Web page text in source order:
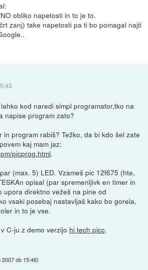
obliko napetosti in to je to.
zanj) take napetosti pa ti bo pomagal najti
kod naredi simpl programator,tko na
napise program zato?
in program rabiš? Težko, da bi kdo šel zate
kaj mam jaz:
picprog.html.
(max. 5) LED. Vzameš pic 12f675 (hte,
opisal (par spremenljivk en timer in
upora direktno vežeš na pine od
vsaki posebaj nastavljaš kako bo gorela,
in to je vse.
C-ju z demo verzijo hi tech picc.
2007 ob 15:46)